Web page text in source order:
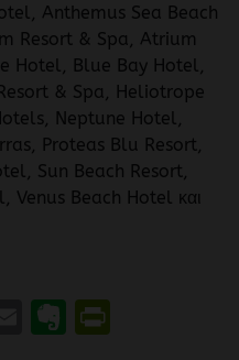
Anthemus Sea Beach
Resort & Spa, Atrium
Hotel, Blue Bay Hotel,
& Spa, Heliotrope
Neptune Hotel,
Proteas Blu Resort,
Sun Beach Resort,
Beach Hotel και
EmailEvernote